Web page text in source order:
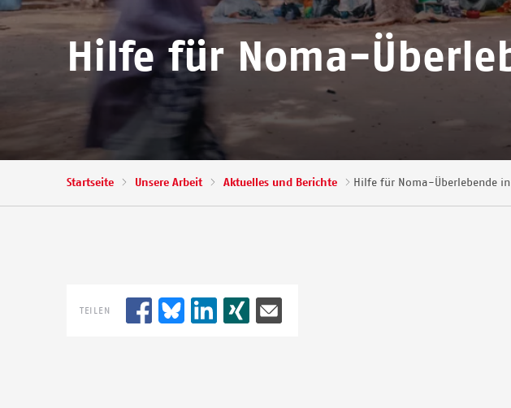
Hilfe für Noma-
Pfadnavigation
Startseite Unsere Arbeit Aktuelles und Berichte Hilfe für Noma-Überlebende
TEILEN